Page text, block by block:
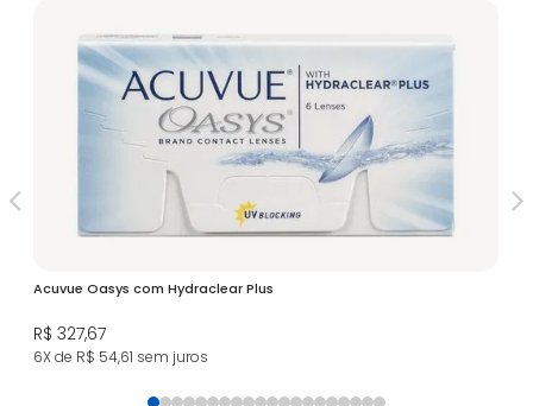
Acuvue Oasys com Hydraclear Plus
R$ 327,67
6X de R$ 54,61 sem juros